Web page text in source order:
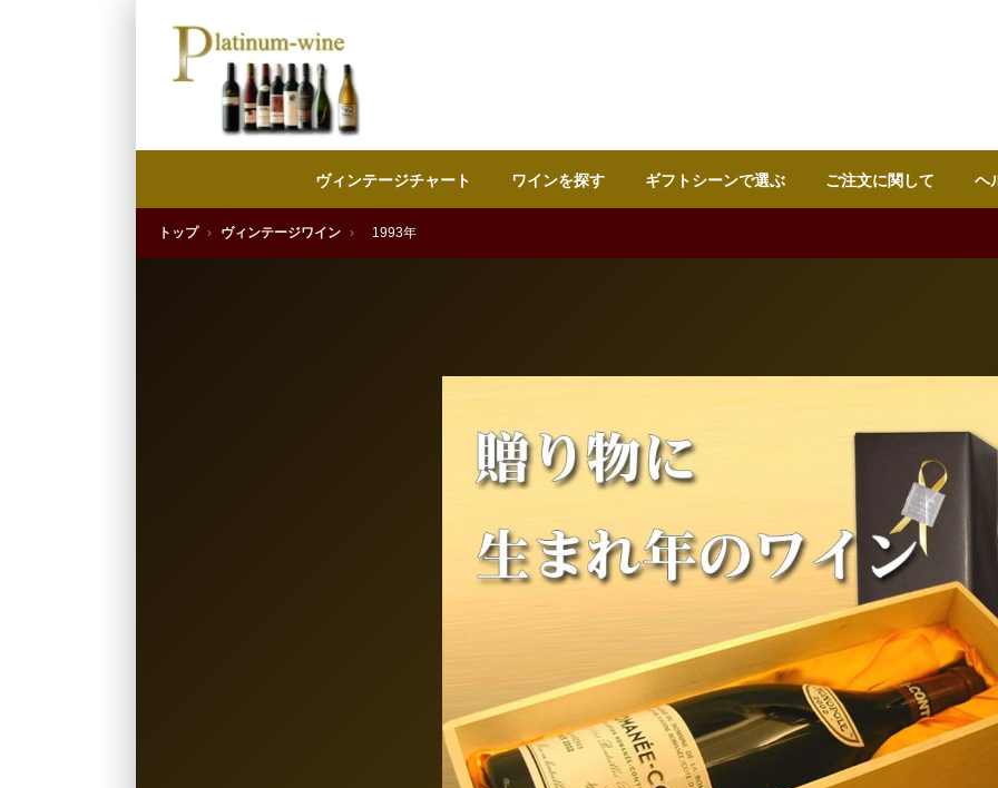
ヴィンテージチャート ワインを探す ギフトシーンで選ぶ ご注文に関して ヘ
トップ › ヴィンテージワイン › 1993年